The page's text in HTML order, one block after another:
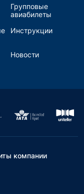
Групповые
авиабилеты
Инструкции
Новости
компании